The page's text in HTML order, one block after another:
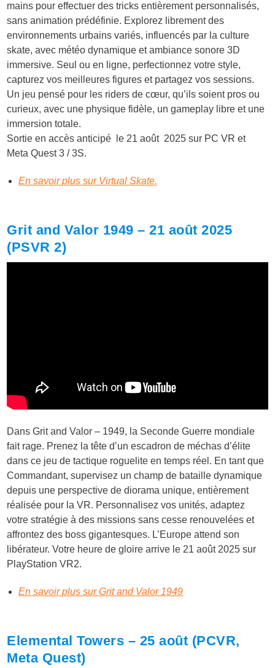
mains pour effectuer des tricks entièrement personnalisés,
sans animation prédéfinie. Explorez librement des
environnements urbains variés, influencés par la culture
skate, avec météo dynamique et ambiance sonore 3D
immersive. Seul ou en ligne, perfectionnez votre style,
capturez vos meilleures figures et partagez vos sessions.
Un jeu pensé pour les riders de cœur, qu’ils soient pros ou
curieux, avec une physique fidèle, un gameplay libre et une
immersion totale.
Sortie en accès anticipé le 21 août 2025 sur PC VR et
Meta Quest 3 / 3S.
En savoir plus sur Virtual Skate.
Grit and Valor 1949 – 21 août 2025
(PSVR 2)
Dans Grit and Valor – 1949, la Seconde Guerre mondiale
fait rage. Prenez la tête d’un escadron de méchas d’élite
dans ce jeu de tactique roguelite en temps réel. En tant que
Commandant, supervisez un champ de bataille dynamique
depuis une perspective de diorama unique, entièrement
réalisée pour la VR. Personnalisez vos unités, adaptez
votre stratégie à des missions sans cesse renouvelées et
affrontez des boss gigantesques. L’Europe attend son
libérateur. Votre heure de gloire arrive le 21 août 2025 sur
PlayStation VR2.
En savoir plus sur Grit and Valor 1949
Elemental Towers – 25 août (PCVR,
Meta Quest)